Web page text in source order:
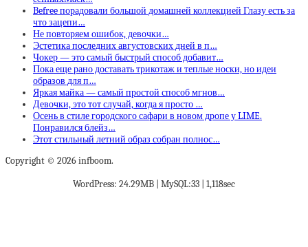
Befree порадовали большой домашней коллекцией Глазу есть за
что зацепи…
Не повторяем ошибок, девочки…
Эстетика последних августовских дней в п…
Чокер — это самый быстрый способ добавит…
Пока еще рано доставать трикотаж и теплые носки, но идеи
образов для п…
Яркая майка — самый простой способ мгнов…
Девочки, это тот случай, когда я просто …
Осень в стиле городского сафари в новом дропе у LIME.
Понравился блейз…
Этот стильный летний образ собран полнос…
Copyright © 2026 infboom.
WordPress: 24.29MB | MySQL:33 | 1,118sec